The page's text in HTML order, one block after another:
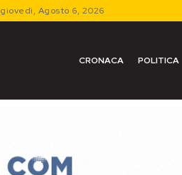
giovedì, Agosto 6, 2026
CRONACA POLITICA